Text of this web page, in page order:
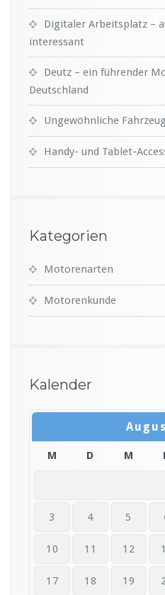
Digitaler Arbeitsplatz –
interessant
Deutz – ein führender
Deutschland
Ungewöhnliche
Handy- und Tablet-
Kategorien
Motorenarten
Motorenkunde
Kalender
M D M
3 4 5
10 11 12
17 18 19